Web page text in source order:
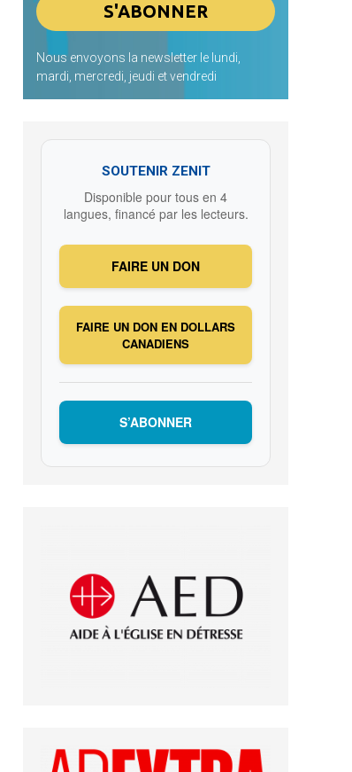
Nous envoyons la newsletter le lundi,
mardi, mercredi, jeudi et vendredi
SOUTENIR ZENIT
Disponible pour tous en 4
langues, financé par les lecteurs.
FAIRE UN DON
FAIRE UN DON EN DOLLARS
CANADIENS
S’ABONNER